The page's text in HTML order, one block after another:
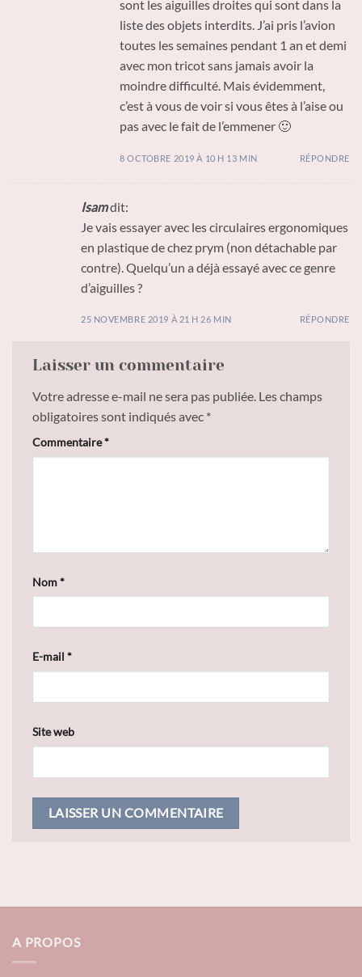
sont les aiguilles droites qui sont dans la
liste des objets interdits. J’ai pris l’avion
toutes les semaines pendant 1 an et demi
avec mon tricot sans jamais avoir la
moindre difficulté. Mais évidemment,
c’est à vous de voir si vous êtes à l’aise ou
pas avec le fait de l’emmener 🙂
8 OCTOBRE 2019 À 10 H 13 MIN RÉPONDRE
Isamdit:
Je vais essayer avec les circulaires ergonomiques
en plastique de chez prym (non détachable par
contre). Quelqu’un a déjà essayé avec ce genre
d’aiguilles ?
25 NOVEMBRE 2019 À 21 H 26 MIN RÉPONDRE
Laisser un commentaire
Votre adresse e-mail ne sera pas publiée. Les champs
obligatoires sont indiqués avec *
Commentaire*
Nom*
E-mail *
Site web
A PROPOS